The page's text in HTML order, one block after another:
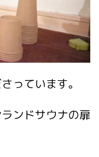
っています。
ンドサウナの扉